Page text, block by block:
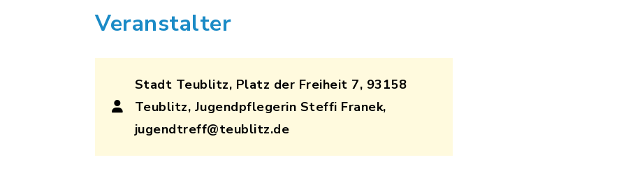
Veranstalter
Stadt Teublitz, Platz der Freiheit 7, 93158
Teublitz, Jugendpflegerin Steffi Franek,
jugendtreff@teublitz.de